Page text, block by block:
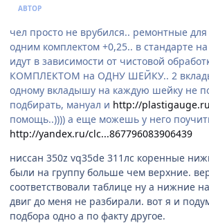
АВТОР
чел просто не врубился.. ремонтные для
одним комплектом +0,25.. в стандарте
идут в зависимости от чистовой
КОМПЛЕКТОМ на ОДНУ ШЕЙКУ.. 2
одному вкладышу на каждую шейку не
подбирать, мануал и http://
помощь..)))) а еще можешь у него
http://yandex.ru/clc...867796083906439
ниссан 350z vq35de 311лс коренные
были на группу больше чем верхние.
соответствовали таблице ну а нижние
двиг до меня не разбирали. вот я и
подбора одно а по факту другое.